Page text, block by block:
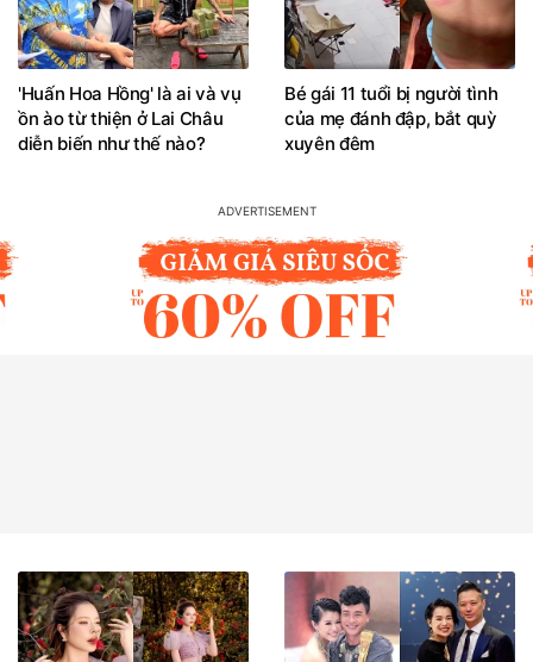
'Huấn Hoa Hồng' là ai và vụ
ồn ào từ thiện ở Lai Châu
diễn biến như thế nào?
Bé gái 11 tuổi bị người tình
của mẹ đánh đập, bắt quỳ
xuyên đêm